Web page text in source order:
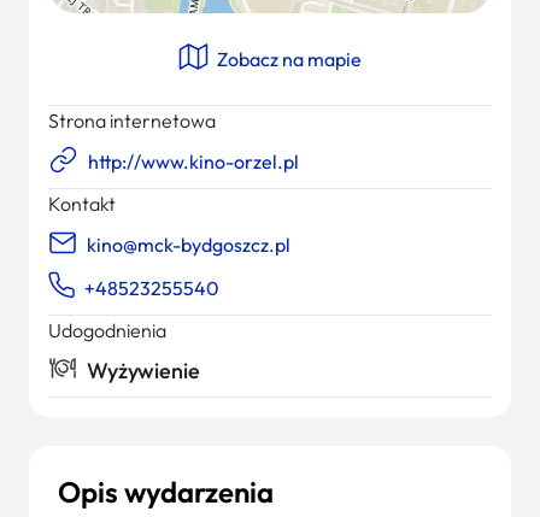
Opis wydarzenia
Zobacz na mapie
Strona internetowa
http://www.kino-orzel.pl
Kontakt
kino@mck-bydgoszcz.pl
+48523255540
Udogodnienia
Wyżywienie